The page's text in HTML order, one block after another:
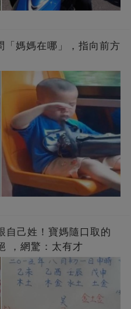
「媽媽在哪」，指向前方
自己姓！寶媽隨口取的
，網驚：太有才